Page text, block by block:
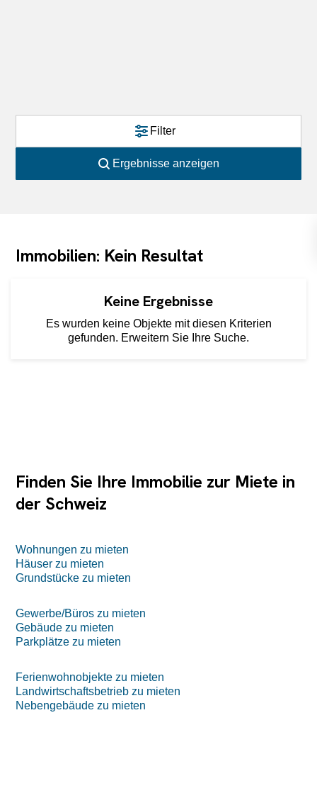
Filter
Ergebnisse anzeigen
Immobilien: Kein Resultat
Keine Ergebnisse
Es wurden keine Objekte mit diesen Kriterien
gefunden. Erweitern Sie Ihre Suche.
Finden Sie Ihre Immobilie zur Miete in
der Schweiz
Wohnungen zu mieten
Häuser zu mieten
Grundstücke zu mieten
Gewerbe/Büros zu mieten
Gebäude zu mieten
Parkplätze zu mieten
Ferienwohnobjekte zu mieten
Landwirtschaftsbetrieb zu mieten
Nebengebäude zu mieten